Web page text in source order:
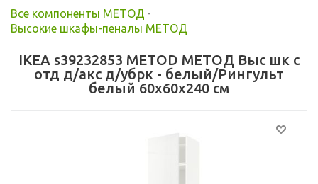
Все компоненты МЕТОД -
Высокие шкафы-пеналы МЕТОД
IKEA s39232853 METOD МЕТОД Выс шк с
отд д/акс д/убрк - белый/Рингульт
белый 60x60x240 см